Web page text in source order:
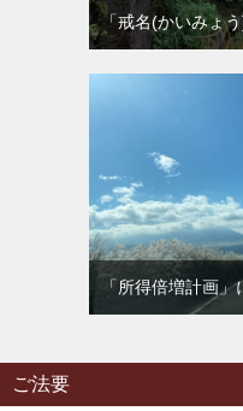
「戒名(かいみょ
「所得倍増計画」
ご法要